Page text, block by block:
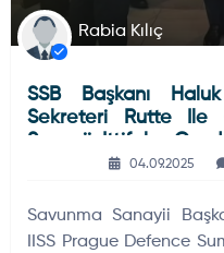
Rabia Kılıç
SSB Başkanı
Sekreteri Rutte Ile
Sanayii, Ittifakın
04.09.2025
Savunma Sanayii
IISS Prague Defence